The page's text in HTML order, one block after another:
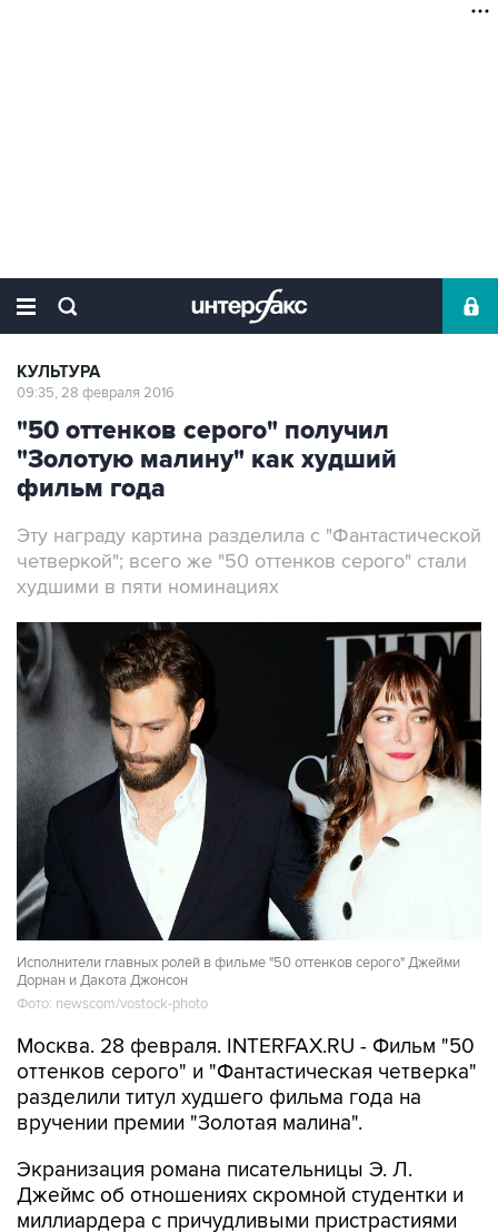
КУЛЬТУРА
09:35, 28 февраля 2016
"50 оттенков серого" получил
"Золотую малину" как худший
фильм года
Эту награду картина разделила с "Фантастической
четверкой"; всего же "50 оттенков серого" стали
худшими в пяти номинациях
Исполнители главных ролей в фильме "50 оттенков серого" Джейми
Дорнан и Дакота Джонсон
Фото: newscom/vostock-photo
Москва. 28 февраля. INTERFAX.RU - Фильм "50
оттенков серого" и "Фантастическая четверка"
разделили титул худшего фильма года на
вручении премии "Золотая малина".
Экранизация романа писательницы Э. Л.
Джеймс об отношениях скромной студентки и
миллиардера с причудливыми пристрастиями